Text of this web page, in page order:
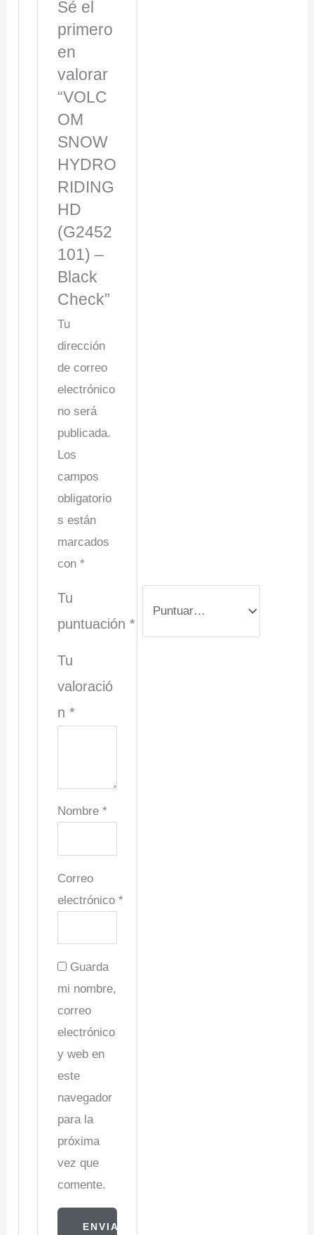
Sé el
primero
en
valorar
“VOLC
OM
SNOW
HYDRO
RIDING
HD
(G2452
101) –
Black
Check”
Tu
dirección
de correo
electrónico
no será
publicada.
Los
campos
obligatorio
s están
marcados
con*
Tu
puntuación*
Tu
valoració
n*
Nombre*
Correo
electrónico*
Guarda
mi nombre,
correo
electrónico
y web en
este
navegador
para la
próxima
vez que
comente.